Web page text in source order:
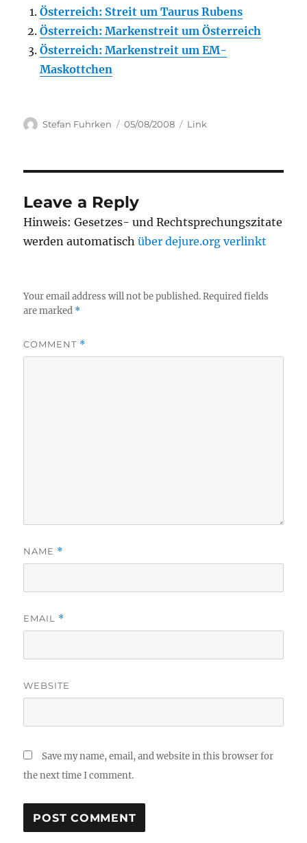
Österreich: Streit um Taurus Rubens
Österreich: Markenstreit um Österreich
Österreich: Markenstreit um EM-
Maskottchen
Author
Stefan Fuhrken
Posted
05/08/2008 Categories
Link
Leave a Reply
Hinweis: Gesetzes- und Rechtsprechungszitate
werden automatischüber dejure.org verlinkt
Your email address will not be published. Required fields
are marked *
COMMENT *
NAME *
EMAIL *
WEBSITE
Save my name, email, and website in this browser for
the next time I comment.